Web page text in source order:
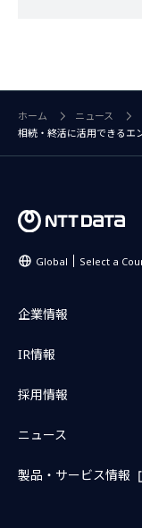
ホーム
ニュース
相続・終活に活用できるエ
Global Select a
企業情報
IR情報
採用情報
ニュース
製品・サービス情報